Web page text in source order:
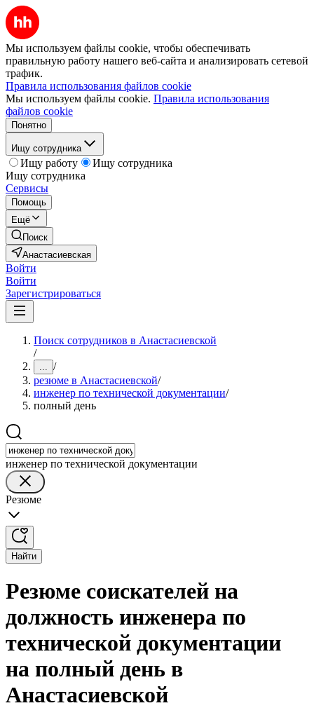
Мы используем файлы cookie, чтобы обеспечивать
правильную работу нашего веб-сайта и анализировать сетевой
трафик.
Правила использования файлов cookie
Мы используем файлы cookie. Правила использования
файлов cookie
Понятно
Ищу сотрудника
Ищу работу
Ищу сотрудника
Ищу сотрудника
Сервисы
Помощь
Ещё
Поиск
Анастасиевская
Войти
Войти
Зарегистрироваться
Поиск сотрудников в Анастасиевской
/
... /
резюме в Анастасиевской/
инженер по технической документации/
полный день
инженер по технической документации
Резюме
Найти
Резюме соискателей на
должность инженера по
технической документации
на полный день в
Анастасиевской